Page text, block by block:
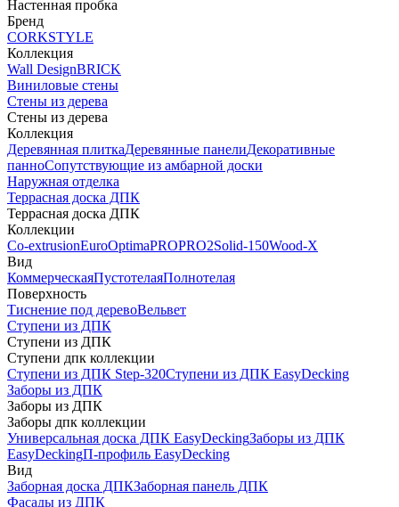
Настенная пробка
Бренд
CORKSTYLE
Коллекция
Wall DesignBRICK
Виниловые стены
Стены из дерева
Стены из дерева
Коллекция
Деревянная плиткаДеревянные панелиДекоративные
панноСопутствующие из амбарной доски
Наружная отделка
Террасная доска ДПК
Террасная доска ДПК
Коллекции
Co-extrusionEuroOptimaPROPRO2Solid-150Wood-X
Вид
КоммерческаяПустотелаяПолнотелая
Поверхность
Тиснение под деревоВельвет
Ступени из ДПК
Ступени из ДПК
Ступени дпк коллекции
Ступени из ДПК Step-320Ступени из ДПК EasyDecking
Заборы из ДПК
Заборы из ДПК
Заборы дпк коллекции
Универсальная доска ДПК EasyDeckingЗаборы из ДПК
EasyDeckingП-профиль EasyDecking
Вид
Заборная доска ДПКЗаборная панель ДПК
Фасады из ДПК